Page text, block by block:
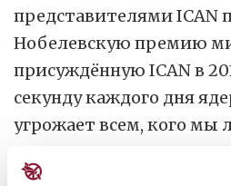
представителями ICAN
Нобелевскую премию
присуждённую ICAN в
секунду каждого дня
угрожает всем, кого мы